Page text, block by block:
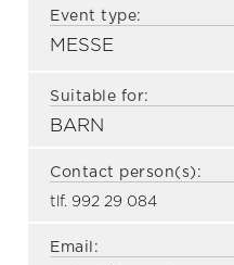
Event type:
MESSE
Suitable for:
BARN
Contact person(s):
tlf. 992 29 084
Email: